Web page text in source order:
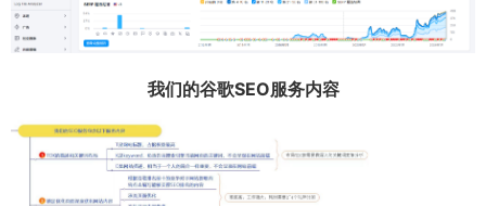
我们的谷歌SEO服务内容